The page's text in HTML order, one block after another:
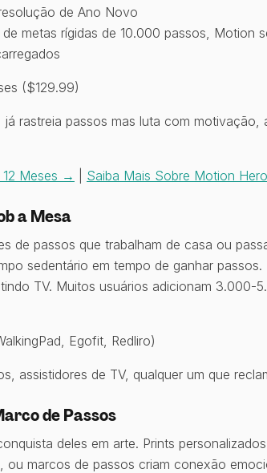
de Ano Novo
metas rígidas de 10.000 passos, Motion
($129.99)
já rastreia passos mas luta com
12 Meses → Saiba Mais Sobre Motion
a Mesa
de passos que trabalham de casa ou
sedentário em tempo de ganhar
TV. Muitos usuários adicionam 3.000-
Egofit, Redliro)
assistidores de TV, qualquer um que
de Passos
deles em arte. Prints
ou marcos de passos criam conexão